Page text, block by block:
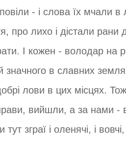
- і слова їх мчали в
про лихо і дістали рани
І кожен - володар на
значного в славних
лови в цих місцях. Тож
вийшли, а за нами -
зграї і оленячі, і вовчі,